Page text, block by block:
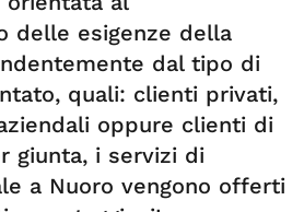
delle esigenze della
dal tipo di
quali: clienti privati,
oppure clienti di
giunta, i servizi di
a Nuoro vengono offerti